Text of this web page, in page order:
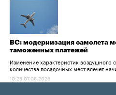
ВС: модернизация самолета
таможенных платежей
Изменение характеристик воздушного
количества посадочных мест влечет
10:25 07.08.2026